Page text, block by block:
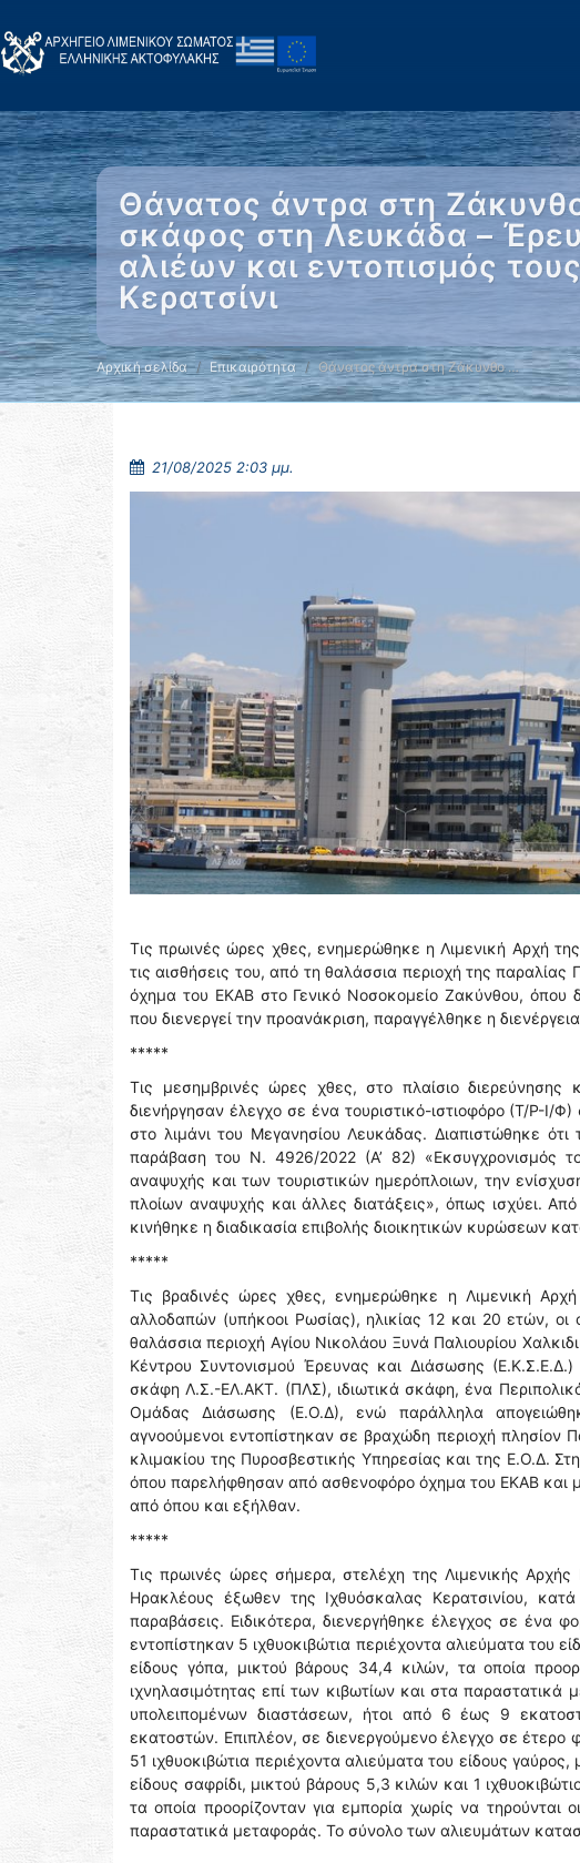
Θάνατος άντρα στη
σκάφος στη Λευκάδα –
αλιέων και εντοπισμός
Κερατσίνι
Αρχική σελίδα Επικαιρότητα Θάνατος άντρα στη Ζάκυνθο …
21/08/2025 2:03 μμ.
Τις πρωινές ώρες χθες, ενημερώθηκε η Λιμενική Αρχή
τις αισθήσεις του, από τη θαλάσσια περιοχή της
όχημα του ΕΚΑΒ στο Γενικό Νοσοκομείο Ζακύνθου, όπου
που διενεργεί την προανάκριση, παραγγέλθηκε η
*****
Τις μεσημβρινές ώρες χθες, στο πλαίσιο διερεύνησης
διενήργησαν έλεγχο σε ένα τουριστικό-ιστιοφόρο (Τ/Ρ-
στο λιμάνι του Μεγανησίου Λευκάδας. Διαπιστώθηκε
παράβαση του Ν. 4926/2022 (Α’ 82) «Εκσυγχρονισμός
αναψυχής και των τουριστικών ημερόπλοιων, την
πλοίων αναψυχής και άλλες διατάξεις», όπως ισχύει.
κινήθηκε η διαδικασία επιβολής διοικητικών κυρώσεων
*****
Τις βραδινές ώρες χθες, ενημερώθηκε η Λιμενική
αλλοδαπών (υπήκοοι Ρωσίας), ηλικίας 12 και 20 ετών, οι
θαλάσσια περιοχή Αγίου Νικολάου Ξυνά Παλιουρίου
Κέντρου Συντονισμού Έρευνας και Διάσωσης
σκάφη Λ.Σ.-ΕΛ.ΑΚΤ. (ΠΛΣ), ιδιωτικά σκάφη, ένα
Ομάδας Διάσωσης (Ε.Ο.Δ), ενώ παράλληλα
αγνοούμενοι εντοπίστηκαν σε βραχώδη περιοχή πλησίον
κλιμακίου της Πυροσβεστικής Υπηρεσίας και της Ε.Ο.Δ.
όπου παρελήφθησαν από ασθενοφόρο όχημα του ΕΚΑΒ και
από όπου και εξήλθαν.
*****
Τις πρωινές ώρες σήμερα, στελέχη της Λιμενικής Αρχής
Ηρακλέους έξωθεν της Ιχθυόσκαλας Κερατσινίου,
παραβάσεις. Ειδικότερα, διενεργήθηκε έλεγχος σε ένα
εντοπίστηκαν 5 ιχθυοκιβώτια περιέχοντα αλιεύματα του
είδους γόπα, μικτού βάρους 34,4 κιλών, τα οποία
ιχνηλασιμότητας επί των κιβωτίων και στα
υπολειπομένων διαστάσεων, ήτοι από 6 έως 9
εκατοστών. Επιπλέον, σε διενεργούμενο έλεγχο σε
51 ιχθυοκιβώτια περιέχοντα αλιεύματα του είδους
είδους σαφρίδι, μικτού βάρους 5,3 κιλών και 1
τα οποία προορίζονταν για εμπορία χωρίς να τηρούνται
παραστατικά μεταφοράς. Το σύνολο των αλιευμάτων